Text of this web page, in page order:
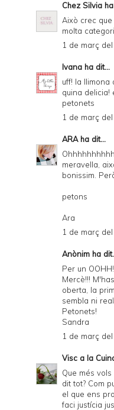
Chez Silvia
Això crec
molta
1 de març
Ivana ha dit...
uff! la llimona
quina delicia!
petonets
1 de març
ARAha dit...
meravella,
bonissim.
petons
Ara
1 de març
Anònim ha
Per un
Mercè!!!
oberta, la
sembla ni
Petonets!
Sandra
1 de març
Visc a la
Que més
dit tot? Com
el que ens
faci justícia